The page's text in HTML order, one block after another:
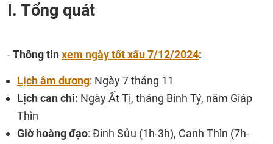
I. Tổng quát
-Thông tinxem ngày tốt xấu 7/12/2024:
Lịch âm dương: Ngày 7 tháng 11
Lịch can chi: Ngày Ất Tị, tháng Bính Tý, năm Giáp
Thìn
Giờ hoàng đạo: Đinh Sửu (1h-3h), Canh Thìn (7h-